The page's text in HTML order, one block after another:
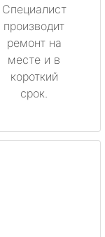
Специалист
производит
ремонт на
месте и в
короткий
срок.